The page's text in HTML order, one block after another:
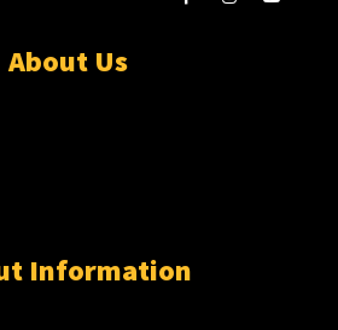
About Us
Information